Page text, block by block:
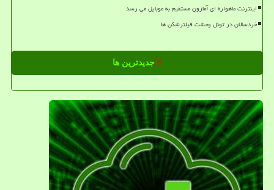
اینترنت ماهواره ای آمازون مستقیم به موبایل می رسد
خردسالان در تونل وحشت فیلترشکن ها
جدیدترین ها